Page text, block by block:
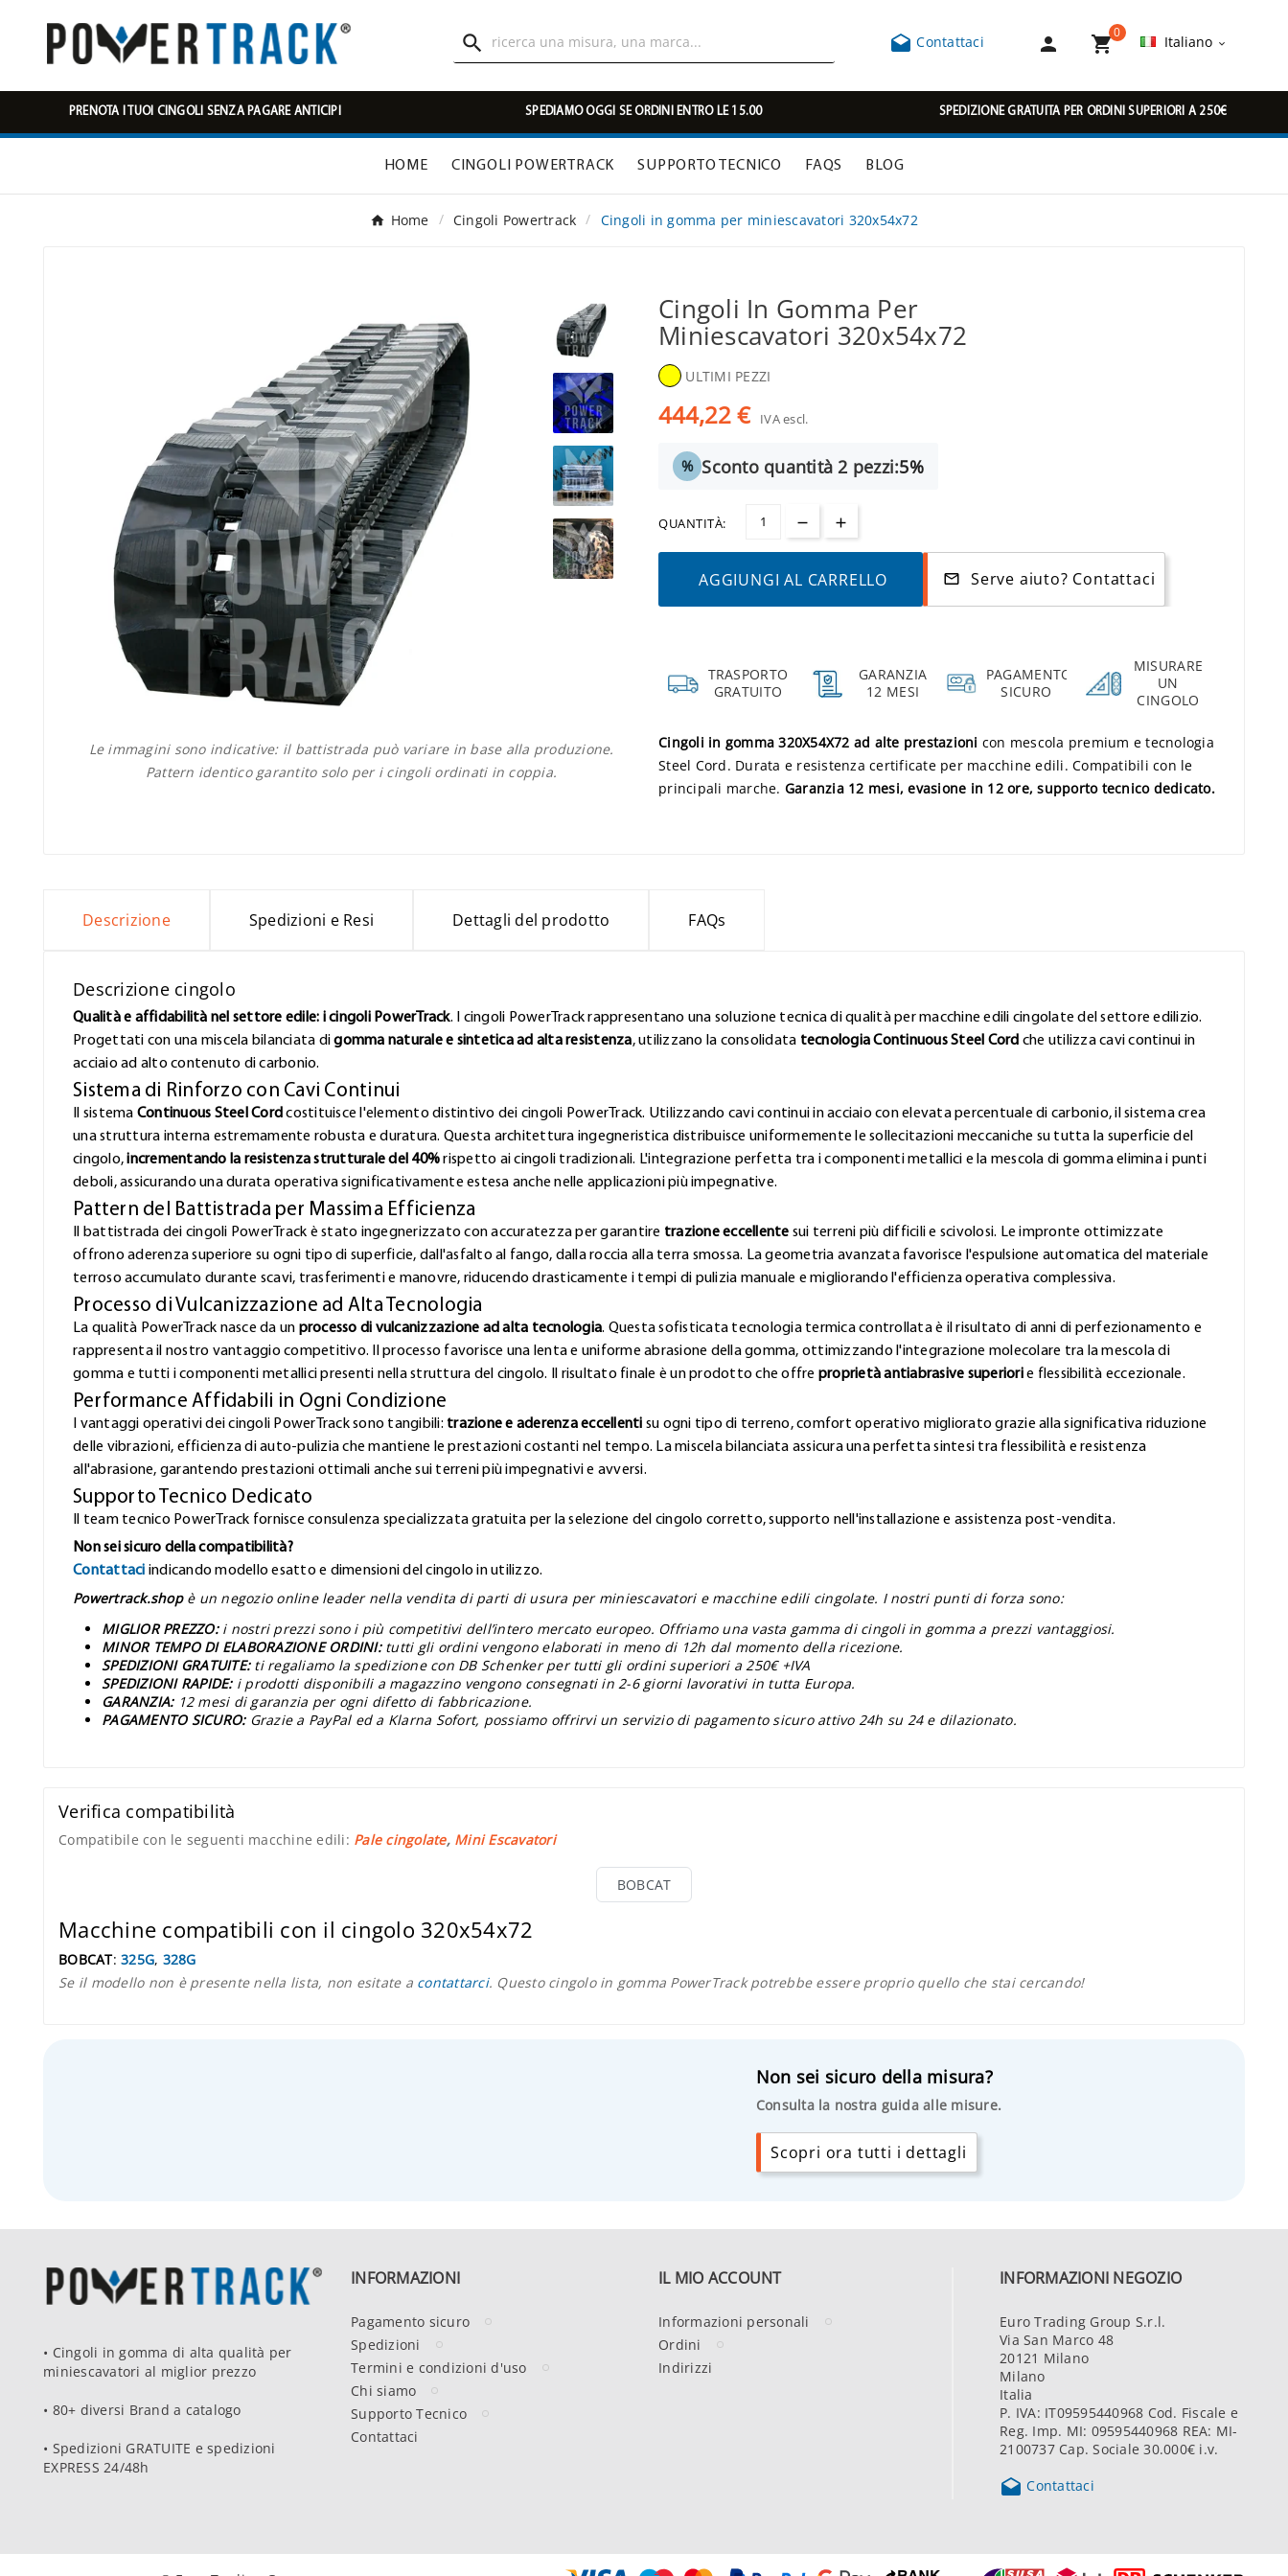
  Contattaci  
0
Italiano 
PRENOTA I TUOI CINGOLI SENZA PAGARE ANTICIPI SPEDIAMO OGGI SE ORDINI ENTRO LE 15.00 SPEDIZIONE GRATUITA PER ORDINI SUPERIORI A 250€
HOME CINGOLI POWERTRACK SUPPORTO TECNICO FAQS BLOG
Home Cingoli Powertrack Cingoli in gomma per miniescavatori 320x54x72
Le immagini sono indicative: il battistrada può variare in base alla produzione.
Pattern identico garantito solo per i cingoli ordinati in coppia.
Cingoli In Gomma Per
Miniescavatori 320x54x72
ULTIMI PEZZI
444,22 € IVA escl.
% Sconto quantità 2 pezzi:5%
QUANTITÀ:
AGGIUNGI AL CARRELLO mail_outline Serve aiuto? Contattaci
TRASPORTO
GRATUITO
GARANZIA
12 MESI
PAGAMENTO
SICURO
MISURARE
UN
CINGOLO
Cingoli in gomma 320X54X72 ad alte prestazioni con mescola premium e tecnologia
Steel Cord. Durata e resistenza certificate per macchine edili. Compatibili con le
principali marche. Garanzia 12 mesi, evasione in 12 ore, supporto tecnico dedicato.
Descrizione Spedizioni e Resi Dettagli del prodotto FAQs
Descrizione cingolo
Qualità e affidabilità nel settore edile: i cingoli PowerTrack. I cingoli PowerTrack rappresentano una soluzione tecnica di qualità per macchine edili cingolate del settore edilizio.
Progettati con una miscela bilanciata digomma naturale e sintetica ad alta resistenza, utilizzano la consolidata tecnologia Continuous Steel Cord che utilizza cavi continui in
acciaio ad alto contenuto di carbonio.
Sistema di Rinforzo con Cavi Continui
Il sistema Continuous Steel Cord costituisce l'elemento distintivo dei cingoli PowerTrack. Utilizzando cavi continui in acciaio con elevata percentuale di carbonio, il sistema crea
una struttura interna estremamente robusta e duratura. Questa architettura ingegneristica distribuisce uniformemente le sollecitazioni meccaniche su tutta la superficie del
cingolo,incrementando la resistenza strutturale del 40%rispetto ai cingoli tradizionali. L'integrazione perfetta tra i componenti metallici e la mescola di gomma elimina i punti
deboli, assicurando una durata operativa significativamente estesa anche nelle applicazioni più impegnative.
Pattern del Battistrada per Massima Efficienza
Il battistrada dei cingoli PowerTrack è stato ingegnerizzato con accuratezza per garantire trazione eccellente sui terreni più difficili e scivolosi. Le impronte ottimizzate
offrono aderenza superiore su ogni tipo di superficie, dall'asfalto al fango, dalla roccia alla terra smossa. La geometria avanzata favorisce l'espulsione automatica del materiale
terroso accumulato durante scavi, trasferimenti e manovre, riducendo drasticamente i tempi di pulizia manuale e migliorando l'efficienza operativa complessiva.
Processo di Vulcanizzazione ad Alta Tecnologia
La qualità PowerTrack nasce da un processo di vulcanizzazione ad alta tecnologia. Questa sofisticata tecnologia termica controllata è il risultato di anni di perfezionamento e
rappresenta il nostro vantaggio competitivo. Il processo favorisce una lenta e uniforme abrasione della gomma, ottimizzando l'integrazione molecolare tra la mescola di
gomma e tutti i componenti metallici presenti nella struttura del cingolo. Il risultato finale è un prodotto che offre proprietà antiabrasive superiorie flessibilità eccezionale.
Performance Affidabili in Ogni Condizione
I vantaggi operativi dei cingoli PowerTrack sono tangibili: trazione e aderenza eccellenti su ogni tipo di terreno, comfort operativo migliorato grazie alla significativa riduzione
delle vibrazioni, efficienza di auto-pulizia che mantiene le prestazioni costanti nel tempo. La miscela bilanciata assicura una perfetta sintesi tra flessibilità e resistenza
all'abrasione, garantendo prestazioni ottimali anche sui terreni più impegnativi e avversi.
Supporto Tecnico Dedicato
Il team tecnico PowerTrack fornisce consulenza specializzata gratuita per la selezione del cingolo corretto, supporto nell'installazione e assistenza post-vendita.
Non sei sicuro della compatibilità?
Contattaci indicando modello esatto e dimensioni del cingolo in utilizzo.
Powertrack.shop è un negozio online leader nella vendita di parti di usura per miniescavatori e macchine edili cingolate. I nostri punti di forza sono:
MIGLIOR PREZZO: i nostri prezzi sono i più competitivi dell’intero mercato europeo. Offriamo una vasta gamma di cingoli in gomma a prezzi vantaggiosi.
MINOR TEMPO DI ELABORAZIONE ORDINI: tutti gli ordini vengono elaborati in meno di 12h dal momento della ricezione.
SPEDIZIONI GRATUITE: ti regaliamo la spedizione con DB Schenker per tutti gli ordini superiori a 250€ +IVA
SPEDIZIONI RAPIDE: i prodotti disponibili a magazzino vengono consegnati in 2-6 giorni lavorativi in tutta Europa.
GARANZIA: 12 mesi di garanzia per ogni difetto di fabbricazione.
PAGAMENTO SICURO: Grazie a PayPal ed a Klarna Sofort, possiamo offrirvi un servizio di pagamento sicuro attivo 24h su 24 e dilazionato.
Verifica compatibilità
Compatibile con le seguenti macchine edili: Pale cingolate, Mini Escavatori
BOBCAT
Macchine compatibili con il cingolo 320x54x72
BOBCAT: 325G, 328G
Se il modello non è presente nella lista, non esitate a contattarci. Questo cingolo in gomma PowerTrack potrebbe essere proprio quello che stai cercando!
Non sei sicuro della misura?
Consulta la nostra guida alle misure.
Scopri ora tutti i dettagli
• Cingoli in gomma di alta qualità per
miniescavatori al miglior prezzo
• 80+ diversi Brand a catalogo
• Spedizioni GRATUITE e spedizioni
EXPRESS 24/48h
INFORMAZIONI
Pagamento sicuro
Spedizioni
Termini e condizioni d'uso
Chi siamo
Supporto Tecnico
Contattaci
IL MIO ACCOUNT
Informazioni personali
Ordini
Indirizzi
INFORMAZIONI NEGOZIO
Euro Trading Group S.r.l.
Via San Marco 48
20121 Milano
Milano
Italia
P. IVA: IT09595440968 Cod. Fiscale e
Reg. Imp. MI: 09595440968 REA: MI-
2100737 Cap. Sociale 30.000€ i.v.
 Contattaci